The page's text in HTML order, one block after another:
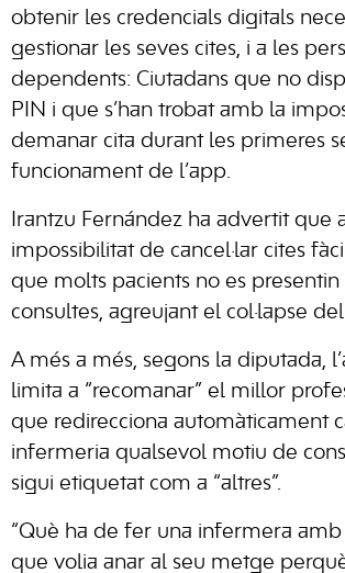
obtenir les credencials digitals
gestionar les seves cites, i a les
dependents: Ciutadans que no
PIN i que s’han trobat amb la
demanar cita durant les primeres
funcionament de l’app.
Irantzu Fernández ha advertit que
impossibilitat de cancel·lar cites
que molts pacients no es presentin
consultes, agreujant el col·lapse
A més a més, segons la diputada,
limita a “recomanar” el millor
que redirecciona automàticament
infermeria qualsevol motiu de
sigui etiquetat com a “altres”.
“Què ha de fer una infermera
que volia anar al seu metge